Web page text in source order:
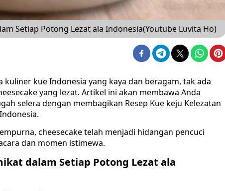
Setiap Potong Lezat ala Indonesia(Youtube Luvita Ho)
kuliner kue Indonesia yang kaya dan beragam, tak ada
yang lezat. Artikel ini akan membawa Anda
selera dengan membagikan Resep Kue keju Kelezatan
cheesecake telah menjadi hidangan pencuci
dan momen istimewa.
dalam Setiap Potong Lezat ala